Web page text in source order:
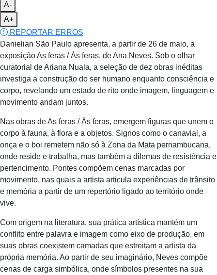
A-
A+
REPORTAR ERROS
Danielian São Paulo apresenta, a partir de 26 de maio, a
exposição As feras / Às feras, de Ana Neves. Sob o olhar
curatorial de Ariana Nuala, a seleção de dez obras inéditas
investiga a construção do ser humano enquanto consciência e
corpo, revelando um estado de rito onde imagem, linguagem e
movimento andam juntos.
Nas obras de As feras / Às feras, emergem figuras que unem o
corpo à fauna, à flora e a objetos. Signos como o canavial, a
onça e o boi remetem não só à Zona da Mata pernambucana,
onde reside e trabalha, mas também a dilemas de resistência e
pertencimento. Pontes compõem cenas marcadas por
movimento, nas quais a artista articula experiências de trânsito
e memória a partir de um repertório ligado ao território onde
vive.
Com origem na literatura, sua prática artística mantém um
conflito entre palavra e imagem como eixo de produção, em
suas obras coexistem camadas que estreitam a artista da
própria memória. Ao partir de seu imaginário, Neves compõe
cenas de carga simbólica, onde símbolos presentes na sua